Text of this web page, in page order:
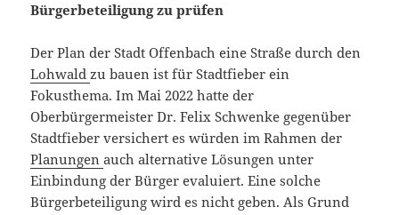
Bürgerbeteiligung zu prüfen
Der Plan der Stadt Offenbach eine Straße durch den
Lohwaldzu bauen ist für Stadtfieber ein
Fokusthema. Im Mai 2022 hatte der
Oberbürgermeister Dr. Felix Schwenke gegenüber
Stadtfieber versichert es würden im Rahmen der
Planungenauch alternative Lösungen unter
Einbindung der Bürger evaluiert. Eine solche
Bürgerbeteiligung wird es nicht geben. Als Grund